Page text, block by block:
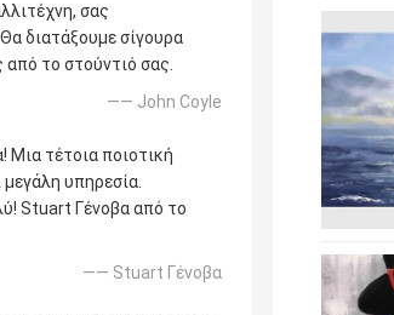
σας
διατάξουμε σίγουρα
από το στούντιό σας.
—— John Coyle
Μια τέτοια ποιοτική
υπηρεσία.
Stuart Γένοβα από το
—— Stuart Γένοβα